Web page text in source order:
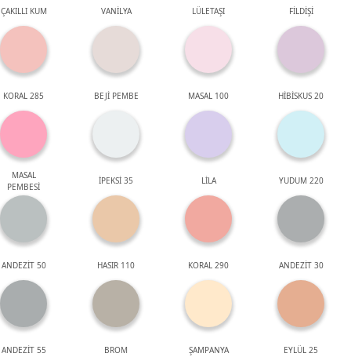
ÇAKILLI KUM VANİLYA LÜLETAŞI FİLDİŞİ
KORAL 285 BEJİ PEMBE MASAL 100 HİBİSKUS 20
MASAL
PEMBESİ
İPEKSİ 35 LİLA YUDUM 220
ANDEZİT 50 HASIR 110 KORAL 290 ANDEZİT 30
ANDEZİT 55 BROM ŞAMPANYA EYLÜL 25